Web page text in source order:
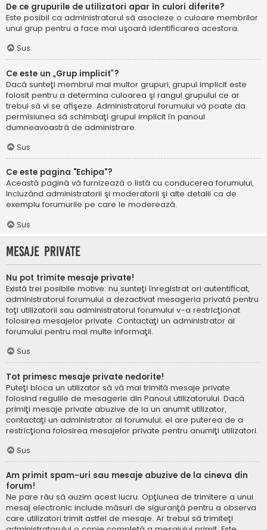
De ce grupurile de utilizatori apar în culori diferite?
Este posibil ca administratorul să asocieze o culoare membrilor
unui grup pentru a face mai uşoară identificarea acestora.
Sus
Ce este un „Grup implicit”?
Dacă sunteţi membrul mai multor grupuri, grupul implicit este
folosit pentru a determina culoarea şi rangul grupului ce ar
trebui să vi se afişeze. Administratorul forumului vă poate da
permisiunea să schimbaţi grupul implicit în panoul
dumneavoastră de administrare.
Sus
Ce este pagina "Echipa"?
Această pagină vă furnizează o listă cu conducerea forumului,
incluzând administratorii şi moderatorii şi alte detalii ca de
exemplu forumurile pe care le moderează.
Sus
Mesaje private
Nu pot trimite mesaje private!
Există trei posibile motive: nu sunteţi înregistrat ori autentificat,
administratorul forumului a dezactivat mesageria privată pentru
toţi utilizatorii sau administratorul forumului v-a restricţionat
folosirea mesajelor private. Contactaţi un administrator al
forumului pentru mai multe informaţii.
Sus
Tot primesc mesaje private nedorite!
Puteţi bloca un utilizator să vă mai trimită mesaje private
folosind regulile de mesagerie din Panoul utilizatorului. Dacă
primiţi mesaje private abuzive de la un anumit utilizator,
contactaţi un administrator al forumului; el are puterea de a
restricţiona folosirea mesajelor private pentru anumiţi utilizatori.
Sus
Am primit spam-uri sau mesaje abuzive de la cineva din
forum!
Ne pare rău să auzim acest lucru. Opţiunea de trimitere a unui
mesaj electronic include măsuri de siguranţă pentru a observa
care utilizatori trimit astfel de mesaje. Ar trebui să trimiteţi